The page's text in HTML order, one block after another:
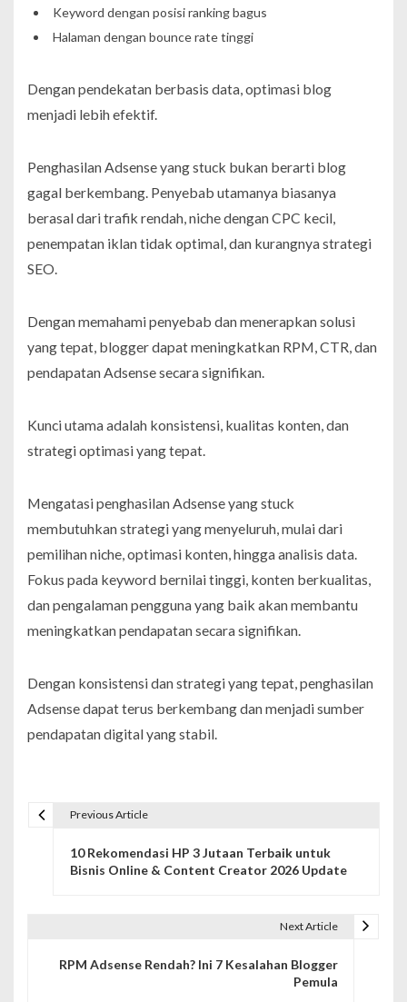
Keyword dengan posisi ranking bagus
Halaman dengan bounce rate tinggi
Dengan pendekatan berbasis data, optimasi blog
menjadi lebih efektif.
Penghasilan Adsense yang stuck bukan berarti blog
gagal berkembang. Penyebab utamanya biasanya
berasal dari trafik rendah, niche dengan CPC kecil,
penempatan iklan tidak optimal, dan kurangnya strategi
SEO.
Dengan memahami penyebab dan menerapkan solusi
yang tepat, blogger dapat meningkatkan RPM, CTR, dan
pendapatan Adsense secara signifikan.
Kunci utama adalah konsistensi, kualitas konten, dan
strategi optimasi yang tepat.
Mengatasi penghasilan Adsense yang stuck
membutuhkan strategi yang menyeluruh, mulai dari
pemilihan niche, optimasi konten, hingga analisis data.
Fokus pada keyword bernilai tinggi, konten berkualitas,
dan pengalaman pengguna yang baik akan membantu
meningkatkan pendapatan secara signifikan.
Dengan konsistensi dan strategi yang tepat, penghasilan
Adsense dapat terus berkembang dan menjadi sumber
pendapatan digital yang stabil.
Previous Article
10 Rekomendasi HP 3 Jutaan Terbaik untuk
Bisnis Online & Content Creator 2026 Update
Next Article
RPM Adsense Rendah? Ini 7 Kesalahan Blogger
Pemula